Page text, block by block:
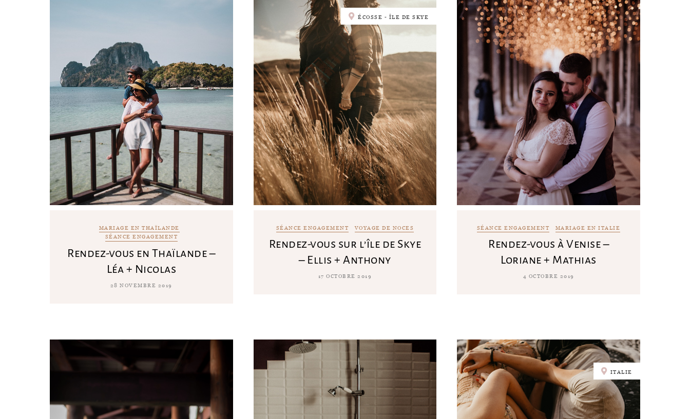
MARIAGE EN THAÏLANDE
SÉANCE ENGAGEMENT
Rendez-vous en Thaïlande –
Léa + Nicolas
28 NOVEMBRE 2019
ÉCOSSE - ÎLE DE SKYE
SÉANCE ENGAGEMENT VOYAGE DE NOCES
Rendez-vous sur l’île de Skye
– Ellis + Anthony
17 OCTOBRE 2019
SÉANCE ENGAGEMENT MARIAGE EN ITALIE
Rendez-vous à Venise –
Loriane + Mathias
4 OCTOBRE 2019
ITALIE